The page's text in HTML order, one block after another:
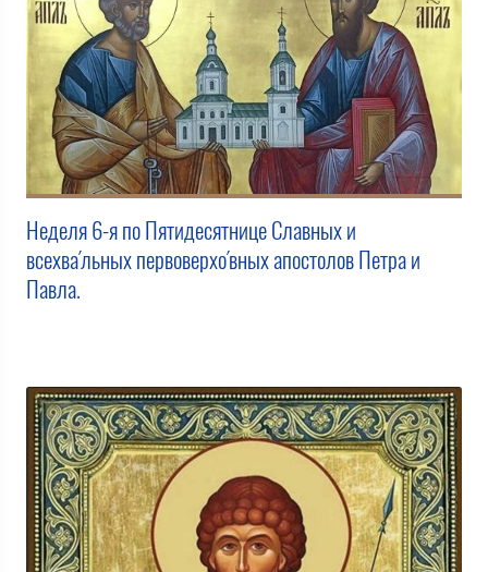
Неделя 6-я по Пятидесятнице Славных и
всехва́льных первоверхо́вных апостолов Петра и
Павла.